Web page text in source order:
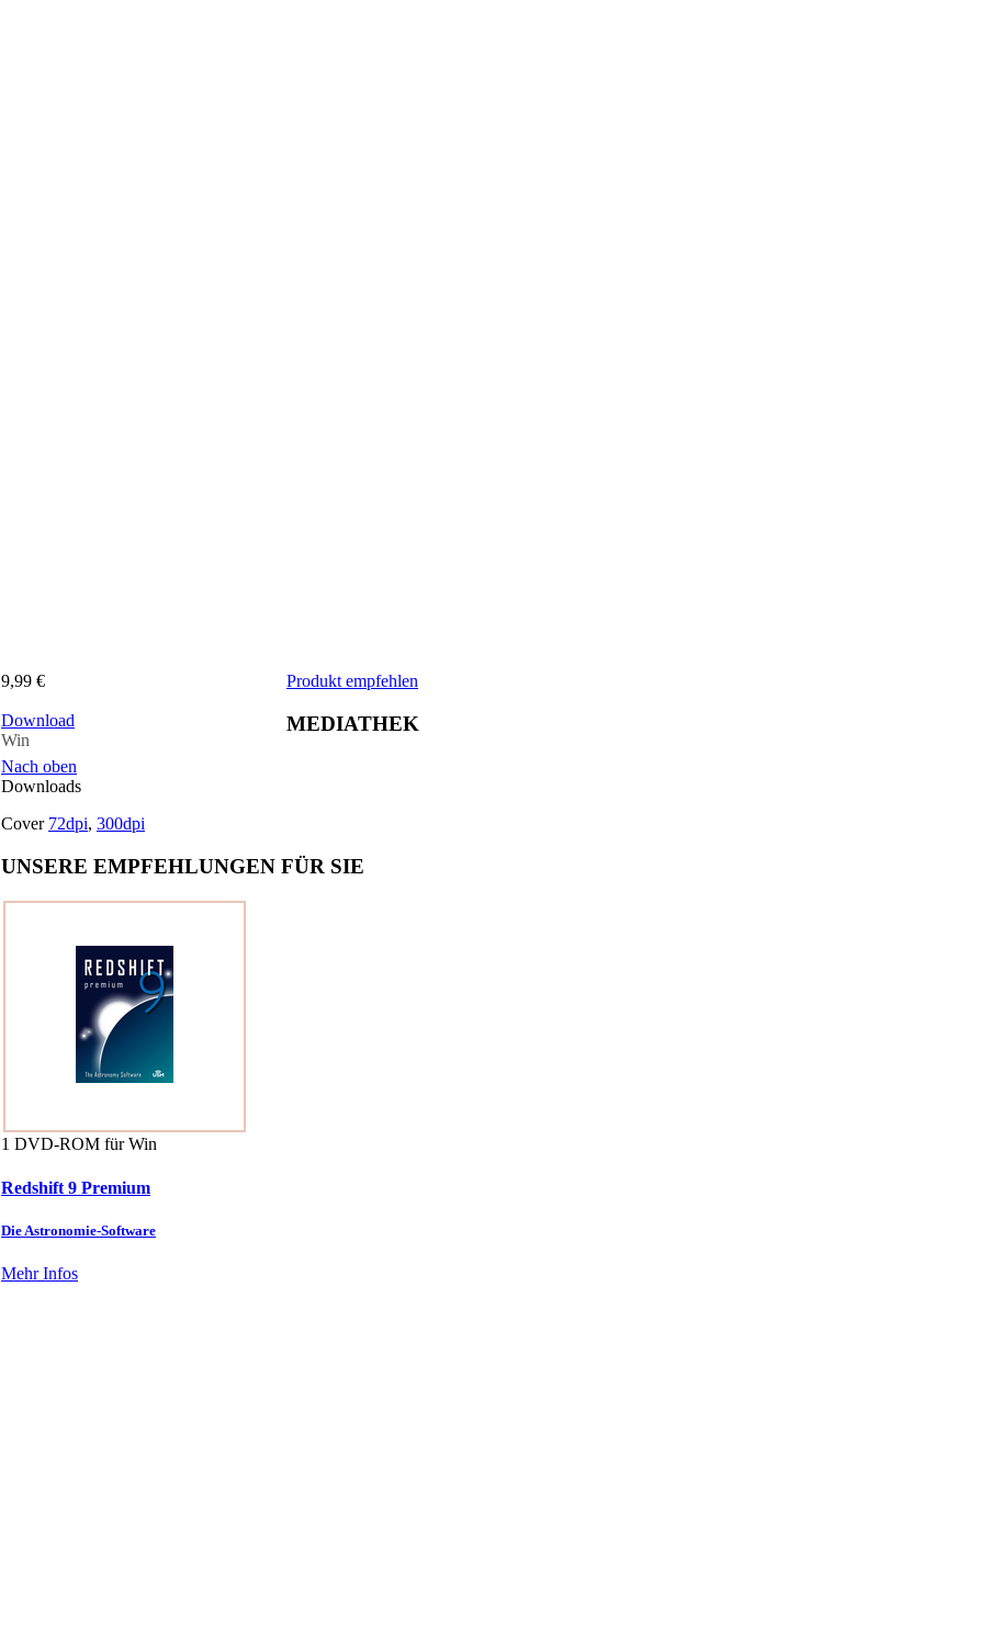
9,99 €
Download
Win
Produkt empfehlen
MEDIATHEK
Nach oben
Downloads
Cover 72dpi, 300dpi
UNSERE EMPFEHLUNGEN FÜR SIE
1 DVD-ROM für Win
Redshift 9 Premium
Die Astronomie-Software
Mehr Infos